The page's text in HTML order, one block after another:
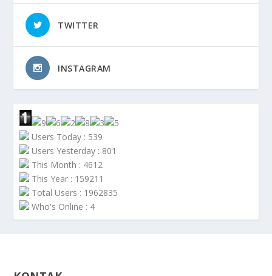
TWITTER
INSTAGRAM
Users Today : 539
Users Yesterday : 801
This Month : 4612
This Year : 159211
Total Users : 1962835
Who's Online : 4